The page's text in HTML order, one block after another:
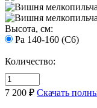
Высота, см:
Pa 140-160 (C6)
Количество:
7 200 ₽ Скачать